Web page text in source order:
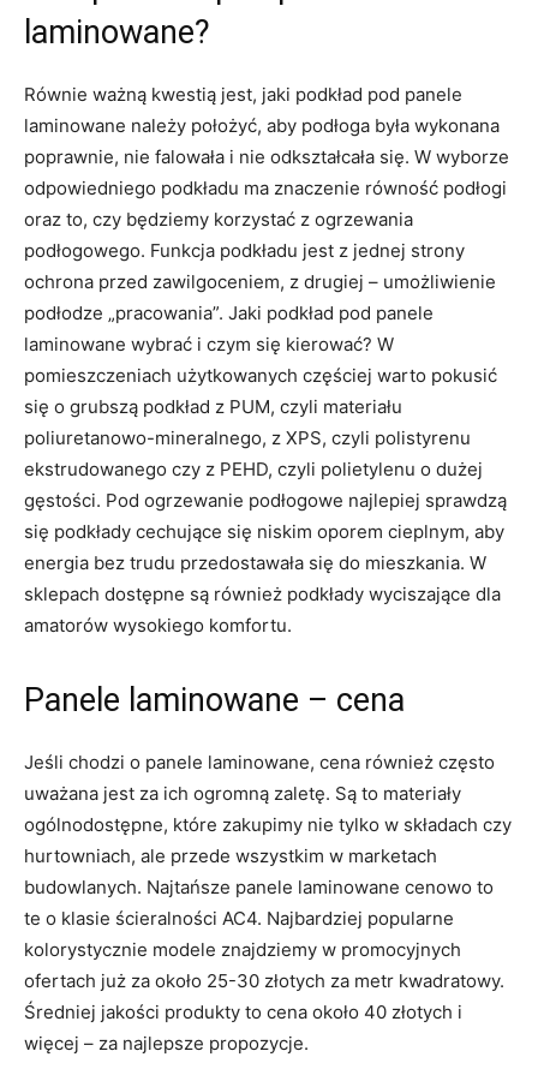
laminowane?
Równie ważną kwestią jest, jaki podkład pod panele
laminowane należy położyć, aby podłoga była wykonana
poprawnie, nie falowała i nie odkształcała się. W wyborze
odpowiedniego podkładu ma znaczenie równość podłogi
oraz to, czy będziemy korzystać z ogrzewania
podłogowego. Funkcja podkładu jest z jednej strony
ochrona przed zawilgoceniem, z drugiej – umożliwienie
podłodze „pracowania”. Jaki podkład pod panele
laminowane wybrać i czym się kierować? W
pomieszczeniach użytkowanych częściej warto pokusić
się o grubszą podkład z PUM, czyli materiału
poliuretanowo-mineralnego, z XPS, czyli polistyrenu
ekstrudowanego czy z PEHD, czyli polietylenu o dużej
gęstości. Pod ogrzewanie podłogowe najlepiej sprawdzą
się podkłady cechujące się niskim oporem cieplnym, aby
energia bez trudu przedostawała się do mieszkania. W
sklepach dostępne są również podkłady wyciszające dla
amatorów wysokiego komfortu.
Panele laminowane – cena
Jeśli chodzi o panele laminowane, cena również często
uważana jest za ich ogromną zaletę. Są to materiały
ogólnodostępne, które zakupimy nie tylko w składach czy
hurtowniach, ale przede wszystkim w marketach
budowlanych. Najtańsze panele laminowane cenowo to
te o klasie ścieralności AC4. Najbardziej popularne
kolorystycznie modele znajdziemy w promocyjnych
ofertach już za około 25-30 złotych za metr kwadratowy.
Średniej jakości produkty to cena około 40 złotych i
więcej – za najlepsze propozycje.